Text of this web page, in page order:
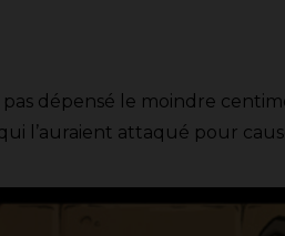
dépensé le moindre
l’auraient attaqué pour